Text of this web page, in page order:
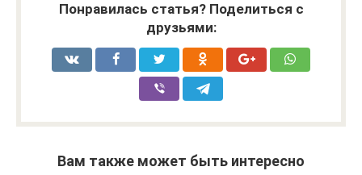
Понравилась статья? Поделиться с
друзьями:
Вам также может быть интересно